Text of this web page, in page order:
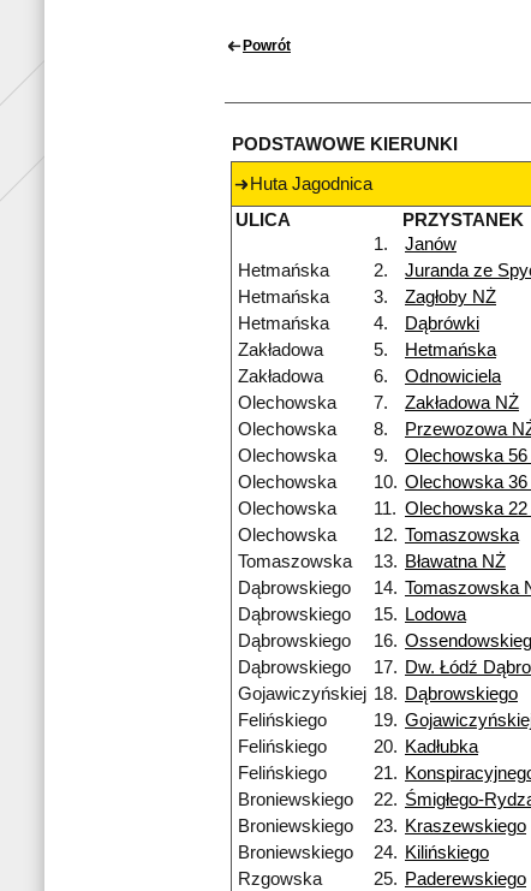
Powrót
PODSTAWOWE KIERUNKI
Huta Jagodnica
ULICA
PRZYSTANEK
1.
Janów
Hetmańska
2. Juranda ze
Hetmańska
3. Zagłoby NŻ
Hetmańska
4. Dąbrówki
Zakładowa
5. Hetmańska
Zakładowa
6. Odnowiciela
Olechowska
7. Zakładowa NŻ
Olechowska
8.
Przewozowa
Olechowska
9.
Olechowska 56
Olechowska
10. Olechowska 36
Olechowska
11. Olechowska 22
Olechowska
12. Tomaszowska
Tomaszowska
13. Bławatna NŻ
Dąbrowskiego
14. Tomaszowska
Dąbrowskiego
15. Lodowa
Dąbrowskiego
16.
Dąbrowskiego
17. Dw. Łódź
Gojawiczyńskiej 18. Dąbrowskiego
Felińskiego
19.
Felińskiego
20. Kadłubka
Felińskiego
21.
Broniewskiego
22. Śmigłego-
Broniewskiego
23. Kraszewskiego
Broniewskiego
24. Kilińskiego
Rzgowska
25. Paderewskiego